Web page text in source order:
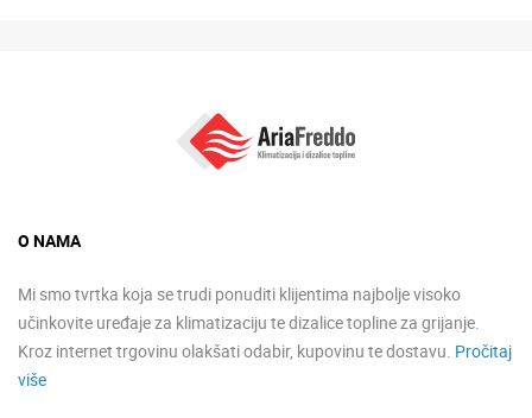
O NAMA
Mi smo tvrtka koja se trudi ponuditi klijentima najbolje visoko
učinkovite uređaje za klimatizaciju te dizalice topline za grijanje.
Kroz internet trgovinu olakšati odabir, kupovinu te dostavu. Pročitaj
više